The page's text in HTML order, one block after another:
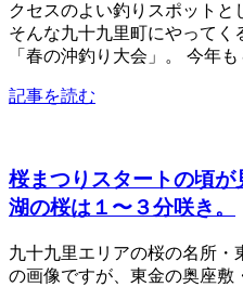
クセスのよい釣りスポットと
そんな九十九里町にやって
「春の沖釣り大会」。 今年
記事を読む
桜まつりスタートの頃
湖の桜は１〜３分咲き。
九十九里エリアの桜の名所・
の画像ですが、東金の奥座敷